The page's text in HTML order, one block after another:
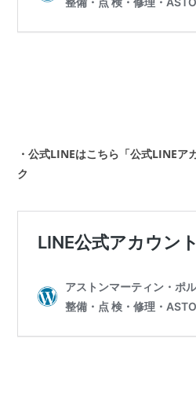
・公式LINEはこちら「公式LINEア
ク